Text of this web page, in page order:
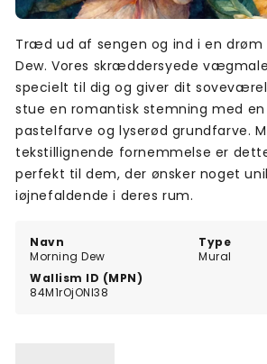
Navn
Morning Dew
Type
Mural
Wallism ID (MPN)
84M1rOjONl38
Træd ud af sengen og ind i en drøm
Dew. Vores skræddersyede
specielt til dig og giver dit
stue en romantisk stemning med
pastelfarve og lyserød grundfarve.
tekstillignende fornemmelse er
perfekt til dem, der ønsker noget
iøjnefaldende i deres rum.